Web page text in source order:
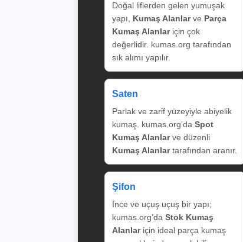
Doğal liflerden gelen yumuşak
yapı, Kumaş Alanlarve Parça
Kumaş Alanlariçin çok
değerlidir. kumas.org tarafından
sık alımı yapılır.
Saten
Parlak ve zarif yüzeyiyle abiyelik
kumaş. kumas.org’da Spot
Kumaş Alanlarve düzenli
Kumaş Alanlartarafından aranır.
Şifon
İnce ve uçuş uçuş bir yapı;
kumas.org’da Stok Kumaş
Alanlariçin ideal parça kumaş